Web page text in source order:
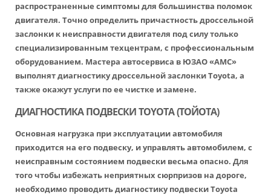
распространенные симптомы для большинства поломок
двигателя. Точно определить причастность дроссельной
заслонки к неисправности двигателя под силу только
специализированным техцентрам, с профессиональным
оборудованием. Мастера автосервиса в ЮЗАО «АМС»
выполнят диагностику дроссельной заслонки Toyota, а
также окажут услуги по ее чистке и замене.
ДИАГНОСТИКА ПОДВЕСКИ TOYOTA (ТОЙОТА)
Основная нагрузка при эксплуатации автомобиля
приходится на его подвеску, и управлять автомобилем, с
неисправным состоянием подвески весьма опасно. Для
того чтобы избежать неприятных сюрпризов на дороге,
необходимо проводить диагностику подвески Toyota